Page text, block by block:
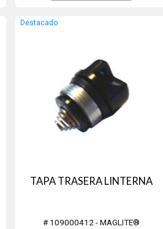
Destacado
TAPA TRASERA LINTERNA
# 109000412 - MAGLITE®